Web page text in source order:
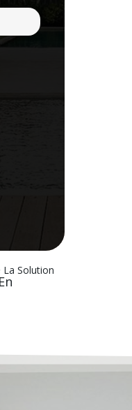
Solution
En